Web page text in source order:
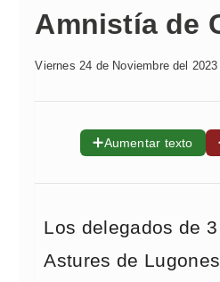
Amnistía de
Viernes 24 de Noviembre del
➕Aumentar texto
Los delegados de
Astures de